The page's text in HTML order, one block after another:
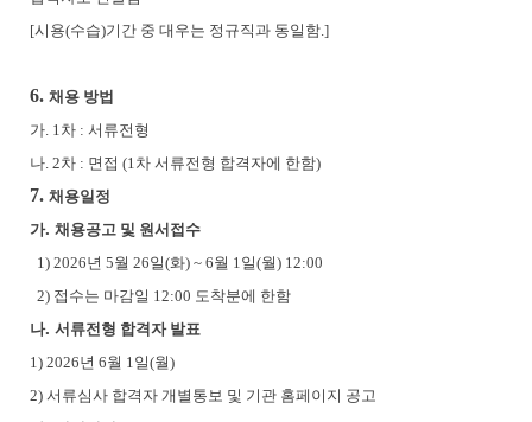
[시용(수습)기간 중 대우는 정규직과 동일함.]
6. 채용 방법
가. 1차 : 서류전형
나. 2차 : 면접 (1차 서류전형 합격자에 한함)
7. 채용일정
가. 채용공고 및 원서접수
1) 2026년 5월 26일(화) ~ 6월 1일(월) 12:00
2) 접수는 마감일 12:00 도착분에 한함
나. 서류전형 합격자 발표
1) 2026년 6월 1일(월)
2) 서류심사 합격자 개별통보 및 기관 홈페이지 공고